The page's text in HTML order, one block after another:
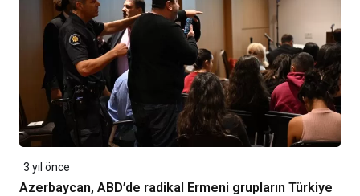
3 yıl önce
Azerbaycan, ABD’de radikal Ermeni grupların Türkiye